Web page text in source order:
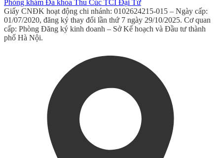
Phòng khám Đa khoa Thu Cúc TCI Đại Từ
Giấy CNĐK hoạt động chi nhánh: 0102624215-015 – Ngày cấp:
01/07/2020, đăng ký thay đổi lần thứ 7 ngày 29/10/2025. Cơ quan
cấp: Phòng Đăng ký kinh doanh – Sở Kế hoạch và Đầu tư thành
phố Hà Nội.